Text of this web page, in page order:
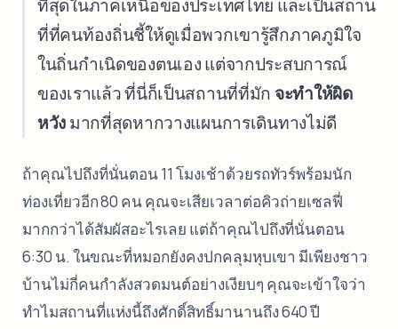
ที่สุดในภาคเหนือของประเทศไทย และเป็นสถาน
ที่ที่คนท้องถิ่นชี้ให้ดูเมื่อพวกเขารู้สึกภาคภูมิใจ
ในถิ่นกำเนิดของตนเอง แต่จากประสบการณ์
ของเราแล้ว ที่นี่ก็เป็นสถานที่ที่มัก จะทำให้ผิด
หวังมากที่สุดหากวางแผนการเดินทางไม่ดี
ถ้าคุณไปถึงที่นั่นตอน 11 โมงเช้าด้วยรถทัวร์พร้อมนัก
ท่องเที่ยวอีก 80 คน คุณจะเสียเวลาต่อคิวถ่ายเซลฟี่
มากกว่าได้สัมผัสอะไรเลย แต่ถ้าคุณไปถึงที่นั่นตอน
6:30 น. ในขณะที่หมอกยังคงปกคลุมหุบเขา มีเพียงชาว
บ้านไม่กี่คนกำลังสวดมนต์อย่างเงียบๆ คุณจะเข้าใจว่า
ทำไมสถานที่แห่งนี้ถึงศักดิ์สิทธิ์มานานถึง 640 ปี